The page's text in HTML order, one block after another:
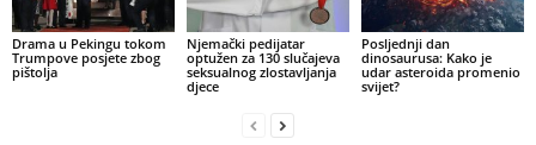
Drama u Pekingu tokom
Trumpove posjete zbog
pištolja
Njemački pedijatar
optužen za 130 slučajeva
seksualnog zlostavljanja
djece
Posljednji dan
dinosaurusa: Kako je
udar asteroida promenio
svijet?